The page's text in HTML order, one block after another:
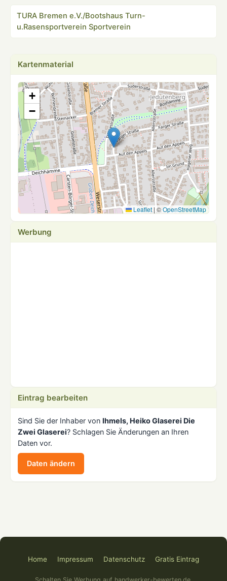
TURA Bremen e.V./Bootshaus Turn-
u.Rasensportverein Sportverein
Kartenmaterial
+
−
Leaflet | ©OpenStreetMap
Werbung
Eintrag bearbeiten
Sind Sie der Inhaber von Ihmels, Heiko Glaserei Die
Zwei Glaserei? Schlagen Sie Änderungen an Ihren
Daten vor.
Daten ändern
Home Impressum Datenschutz Gratis Eintrag